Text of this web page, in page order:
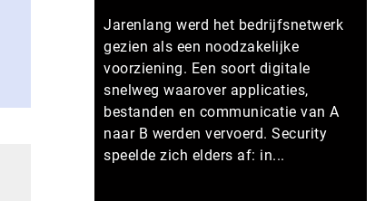
Jarenlang werd het bedrijfsnetwerk
gezien als een noodzakelijke
voorziening. Een soort digitale
snelweg waarover applicaties,
bestanden en communicatie van A
naar B werden vervoerd. Security
speelde zich elders af: in...